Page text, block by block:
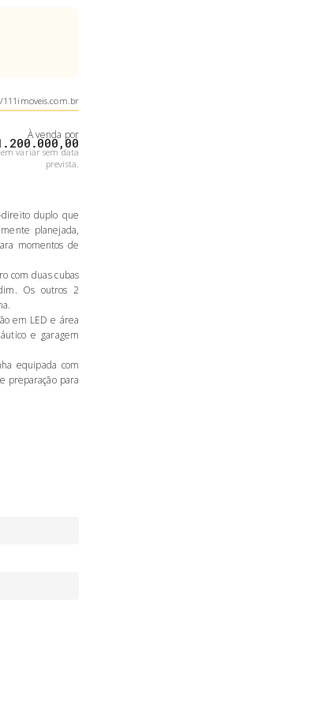
À venda por
variar sem data
prevista.
duplo que
planejada,
momentos de
com duas cubas
Os outros 2
em LED e área
e garagem
equipada com
preparação para